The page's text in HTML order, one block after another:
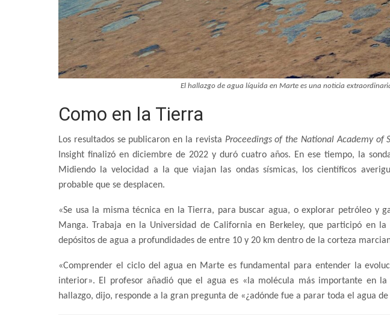
El hallazgo de agua líquida en Marte es una noticia
Como en la Tierra
Los resultados se publicaron en la revista Proceedings of the National Academy of
Insight finalizó en diciembre de 2022 y duró cuatro años. En ese tiempo, la
Midiendo la velocidad a la que viajan las ondas sísmicas, los científicos
probable que se desplacen.
«Se usa la misma técnica en la Tierra, para buscar agua, o explorar petróleo y
Manga. Trabaja en la Universidad de California en Berkeley, que participó en
depósitos de agua a profundidades de entre 10 y 20 km dentro de la corteza
«Comprender el ciclo del agua en Marte es fundamental para entender la
interior». El profesor añadió que el agua es «la molécula más importante en la
hallazgo, dijo, responde a la gran pregunta de «¿adónde fue a parar toda el agua